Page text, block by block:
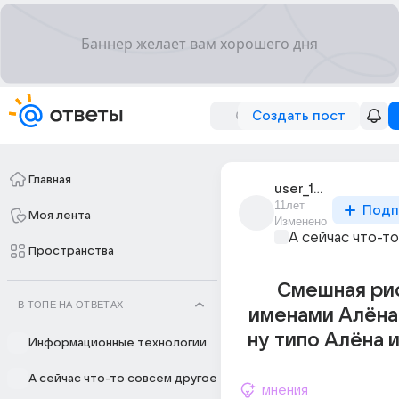
Создать пост
Главная
Моя лента
Пространства
В ТОПЕ НА ОТВЕТАХ
Информационные технологии
А сейчас что-то совсем другое
user_192857116
11лет
Изменено
А сейчас что-
Смешная
именами
ну типо Алёна
мнения